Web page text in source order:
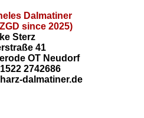
Dalmatiner
since 2025)
Sterz
41
OT Neudorf
2742686
dalmatiner.de